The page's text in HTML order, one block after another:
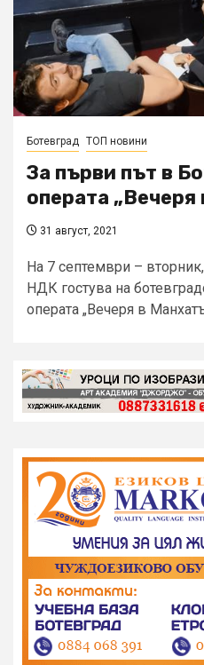
Ботевград ТОП новини
За първи път в
операта „Вечеря
31 август, 2021
На 7 септември –
НДК гостува на
операта „Вечеря в